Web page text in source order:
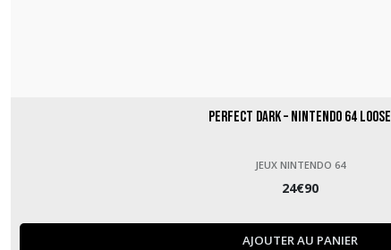
Perfect Dark – Nintendo 64 loose
JEUX NINTENDO 64
24€90
AJOUTER AU PANIER